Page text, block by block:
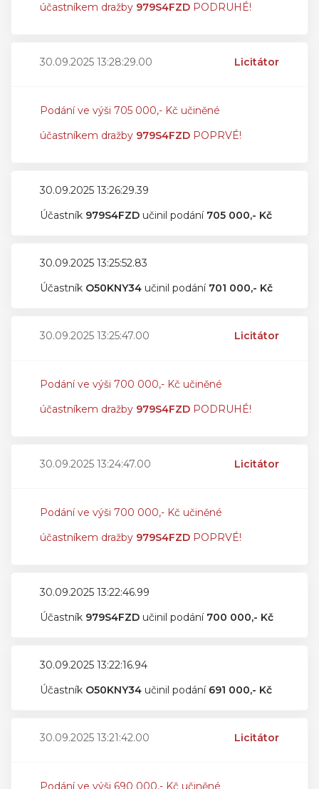
účastníkem dražby 979S4FZD PODRUHÉ!
30.09.2025 13:28:29.00 Licitátor
Podání ve výši 705 000,- Kč učiněné
účastníkem dražby 979S4FZD POPRVÉ!
30.09.2025 13:26:29.39
Účastník 979S4FZD učinil podání 705 000,- Kč
30.09.2025 13:25:52.83
Účastník O50KNY34 učinil podání 701 000,- Kč
30.09.2025 13:25:47.00 Licitátor
Podání ve výši 700 000,- Kč učiněné
účastníkem dražby 979S4FZD PODRUHÉ!
30.09.2025 13:24:47.00 Licitátor
Podání ve výši 700 000,- Kč učiněné
účastníkem dražby 979S4FZD POPRVÉ!
30.09.2025 13:22:46.99
Účastník 979S4FZD učinil podání 700 000,- Kč
30.09.2025 13:22:16.94
Účastník O50KNY34 učinil podání 691 000,- Kč
30.09.2025 13:21:42.00 Licitátor
Podání ve výši 690 000,- Kč učiněné